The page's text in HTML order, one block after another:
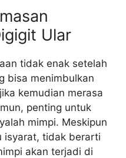
Ular
tidak enak setelah
bisa menimbulkan
kemudian merasa
penting untuk
mimpi. Meskipun
isyarat, tidak berarti
akan terjadi di